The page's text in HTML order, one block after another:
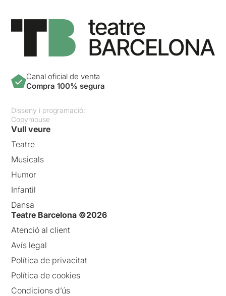
Canal oficial de venta
Compra 100% segura
Disseny i programació:
Copymouse
Vull veure
Teatre
Musicals
Humor
Infantil
Dansa
Teatre Barcelona ©2026
Atenció al client
Avís legal
Política de privacitat
Política de cookies
Condicions d’ús